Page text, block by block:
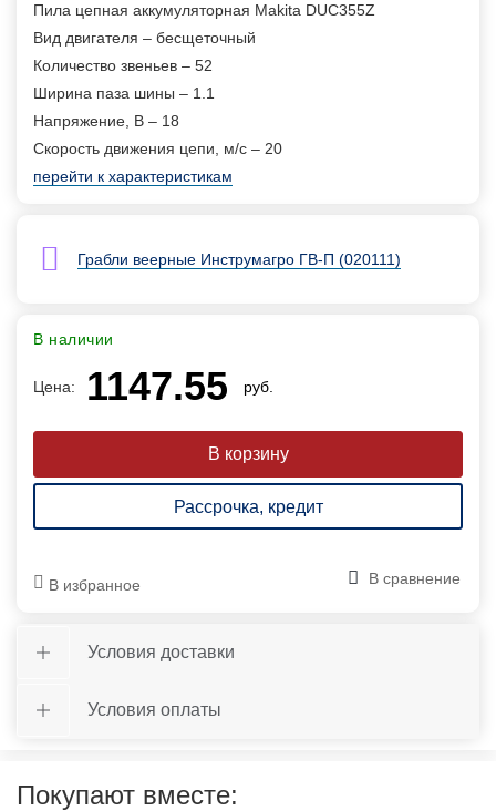
Пила цепная аккумуляторная Makita DUC355Z
Вид двигателя – бесщеточный
Количество звеньев – 52
Ширина паза шины – 1.1
Напряжение, В – 18
Скорость движения цепи, м/с – 20
перейти к характеристикам
Грабли веерные Инструмагро ГВ-П (020111)
В наличии
Цена: 1147.55 руб.
Рассрочка, кредит
В избранное В сравнение
Условия доставки
Условия оплаты
Покупают вместе: